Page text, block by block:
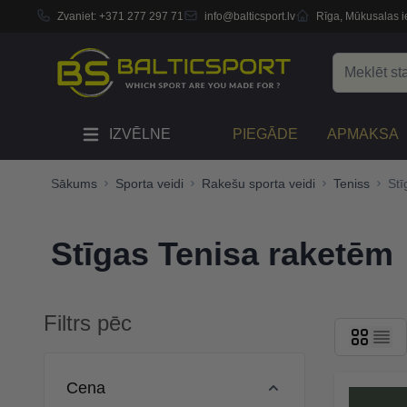
Zvaniet: +371 277 297 71 info@balticsport.lv Rīga, Mūkusalas
IZVĒLNE PIEGĀDE APMAKSA
Sākums Sporta veidi Rakešu sporta veidi Teniss
Stīgas Tenisa raketēm
Filtrs pēc
Cena